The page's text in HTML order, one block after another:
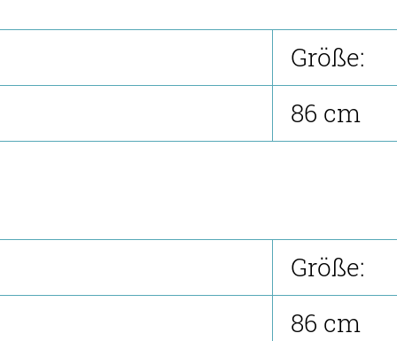
Größe:
86 cm
Größe:
86 cm